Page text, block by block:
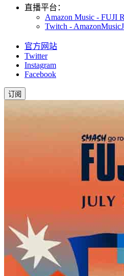
直播平台：
Amazon Music - FUJI
Twitch -
官方网站
Twitter
Instagram
Facebook
订阅